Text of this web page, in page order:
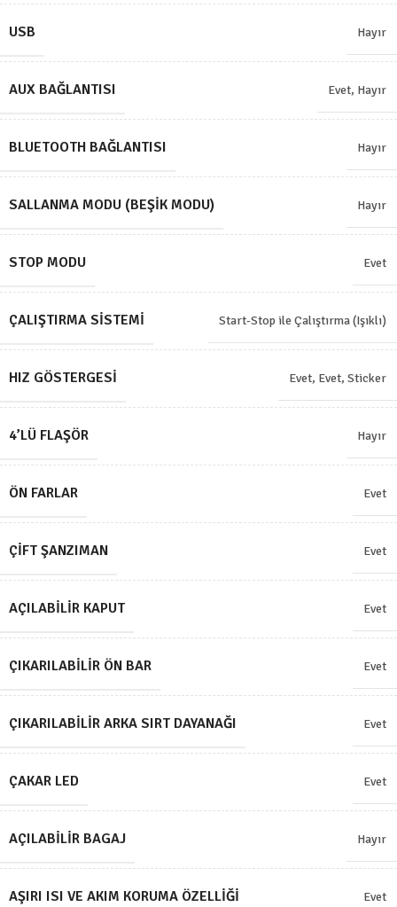
USB Hayır
AUX BAĞLANTISI Evet, Hayır
BLUETOOTH BAĞLANTISI Hayır
SALLANMA MODU (BEŞIK MODU) Hayır
STOP MODU Evet
ÇALIŞTIRMA SISTEMI Start-Stop ile Çalıştırma (Işıklı)
HIZ GÖSTERGESI Evet, Evet, Sticker
4’LÜ FLAŞÖR Hayır
ÖN FARLAR Evet
ÇIFT ŞANZIMAN Evet
AÇILABILIR KAPUT Evet
ÇIKARILABILIR ÖN BAR Evet
ÇIKARILABILIR ARKA SIRT DAYANAĞI Evet
ÇAKAR LED Evet
AÇILABILIR BAGAJ Hayır
AŞIRI ISI VE AKIM KORUMA ÖZELLIĞI Evet